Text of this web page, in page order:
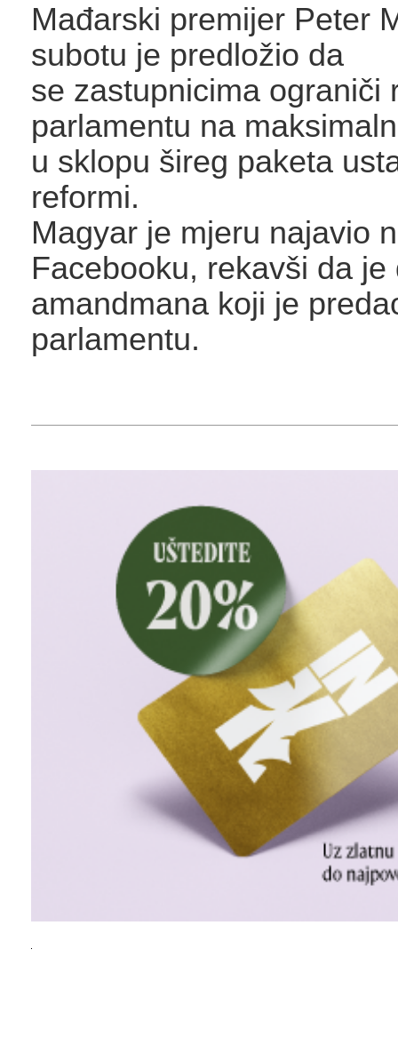
Mađarski premijer Peter
subotu je predložio da
se zastupnicima ograniči
parlamentu na
u sklopu šireg paketa
reformi.
Magyar je mjeru najavio
Facebooku, rekavši da je
amandmana koji je
parlamentu.